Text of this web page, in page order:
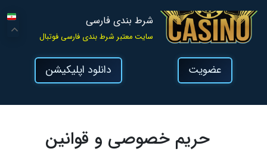
شرط بندی فارسی
سایت معتبر شرط بندی فارسی فوتبال
عضویت دانلود اپلیکیشن
حریم خصوصی و قوانین